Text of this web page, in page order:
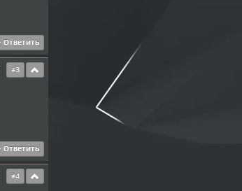
Ответить
#3
Ответить
#4